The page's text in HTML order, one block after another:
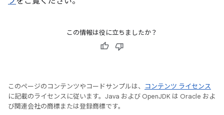
この情報は役に立ちましたか？
このページのコンテンツやコードサンプルは、
コンテンツ ライセンス
に記載のライセンスに従います。Java および OpenJDK は Oracle およ
び関連会社の商標または登録商標です。